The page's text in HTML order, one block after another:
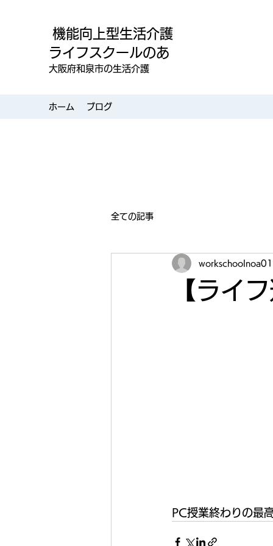
機能向上型生活介護
ライフスクールのあ
大阪府和泉市の生活介護
ホーム ブログ
全ての記事
【ライ
workschoolnoa01
PC授業終わりの最